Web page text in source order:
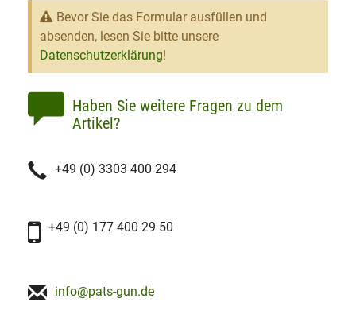
Bevor Sie das Formular ausfüllen und
absenden, lesen Sie bitte unsere
Datenschutzerklärung!
Haben Sie weitere Fragen zu dem
Artikel?
+49 (0) 3303 400 294
+49 (0) 177 400 29 50
info@pats-gun.de